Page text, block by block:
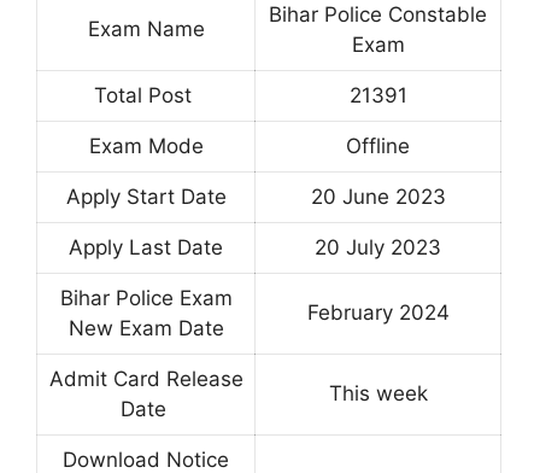
Exam Name
Bihar Police Constable
Exam
Total Post 21391
Exam Mode Offline
Apply Start Date 20 June 2023
Apply Last Date 20 July 2023
Bihar Police Exam
New Exam Date
February 2024
Admit Card Release
Date
This week
Download Notice